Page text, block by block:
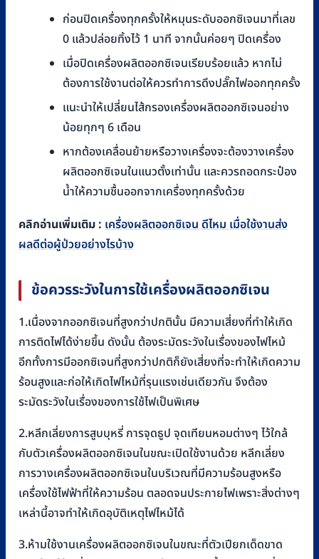
ก่อนปิดเครื่องทุกครั้งให้หมุนระดับออกซิเจนมาที่เลข
0 แล้วปล่อยทิ้งไว้ 1 นาที จากนั้นค่อยๆ ปิดเครื่อง
เมื่อปิดเครื่องผลิตออกซิเจนเรียบร้อยแล้ว หากไม่
ต้องการใช้งานต่อให้ควรทำการดึงปลั๊กไฟออกทุกครั้ง
แนะนำให้เปลี่ยนไส้กรองเครื่องผลิตออกซิเจนอย่าง
น้อยทุกๆ 6 เดือน
หากต้องเคลื่อนย้ายหรือวางเครื่องจะต้องวางเครื่อง
ผลิตออกซิเจนในแนวตั้งเท่านั้น และควรถอดกระป๋อง
น้ำให้ความชื้นออกจากเครื่องทุกครั้งด้วย
คลิกอ่านเพิ่มเติม : เครื่องผลิตออกซิเจน ดีไหม เมื่อใช้งานส่ง
ผลดีต่อผู้ป่วยอย่างไรบ้าง
ข้อควรระวังในการใช้เครื่องผลิตออกซิเจน
1.เนื่องจากออกซิเจนที่สูงกว่าปกตินั้น มีความเสี่ยงที่ทำให้เกิด
การติดไฟได้ง่ายขึ้น ดังนั้น ต้องระมัดระวังในเรื่องของไฟไหม้
อีกทั้งการมีออกซิเจนที่สูงกว่าปกติก็ยังเสี่ยงที่จะทำให้เกิดความ
ร้อนสูงและก่อให้เกิดไฟไหม้ที่รุนแรงเช่นเดียวกัน จึงต้อง
ระมัดระวังในเรื่องของการใช้ไฟเป็นพิเศษ
2.หลีกเลี่ยงการสูบบุหรี่ การจุดธูป จุดเทียนหอมต่างๆ ไว้ใกล้
กับตัวเครื่องผลิตออกซิเจนในขณะเปิดใช้งานด้วย หลีกเลี่ยง
การวางเครื่องผลิตออกซิเจนในบริเวณที่มีความร้อนสูงหรือ
เครื่องใช้ไฟฟ้าที่ให้ความร้อน ตลอดจนประกายไฟเพราะสิ่งต่างๆ
เหล่านี้อาจทำให้เกิดอุบัติเหตุไฟไหม้ได้
3.ห้ามใช้งานเครื่องผลิตออกซิเจนในขณะที่ตัวเปียกเด็ดขาด